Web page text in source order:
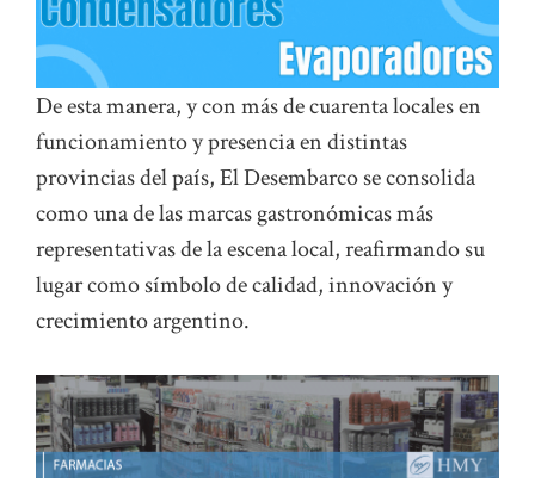
De esta manera, y con más de cuarenta locales en
funcionamiento y presencia en distintas
provincias del país, El Desembarco se consolida
como una de las marcas gastronómicas más
representativas de la escena local, reafirmando su
lugar como símbolo de calidad, innovación y
crecimiento argentino.